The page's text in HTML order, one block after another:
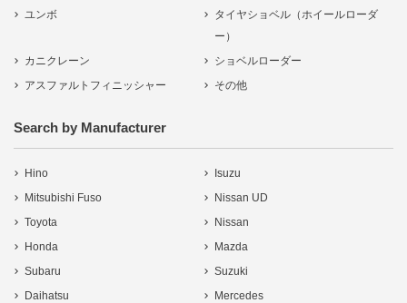
ユンボ
タイヤショベル（ホイールローダ
ー）
カニクレーン
ショベルローダー
アスファルトフィニッシャー
その他
Search by Manufacturer
Hino
Isuzu
Mitsubishi Fuso
Nissan UD
Toyota
Nissan
Honda
Mazda
Subaru
Suzuki
Daihatsu
Mercedes